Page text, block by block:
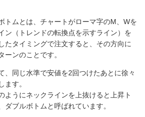
トムとは、チャートがローマ字のM、Wを
ン（トレンドの転換点を示すライン）を
たタイミングで注文すると、その方向に
ーンのことです。
、同じ水準で安値を2回つけたあとに徐々
ます。
ようにネックラインを上抜けると上昇ト
ダブルボトムと呼ばれています。